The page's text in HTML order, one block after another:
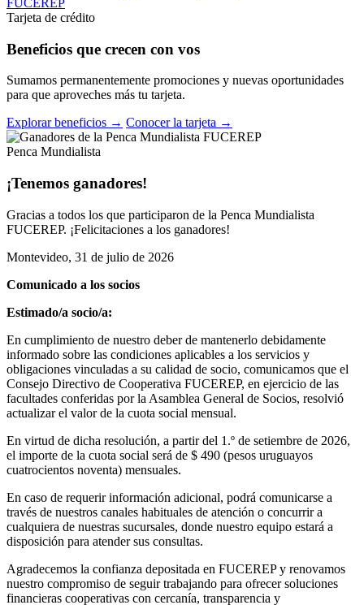
Tarjeta de crédito
Beneficios que crecen con vos
Sumamos permanentemente promociones y nuevas oportunidades
para que aproveches más tu tarjeta.
Explorar beneficios → Conocer la tarjeta →
Penca Mundialista
¡Tenemos ganadores!
Gracias a todos los que participaron de la Penca Mundialista
FUCEREP. ¡Felicitaciones a los ganadores!
Montevideo, 31 de julio de 2026
Comunicado a los socios
Estimado/a socio/a:
En cumplimiento de nuestro deber de mantenerlo debidamente
informado sobre las condiciones aplicables a los servicios y
obligaciones vinculadas a su calidad de socio, comunicamos que el
Consejo Directivo de Cooperativa FUCEREP, en ejercicio de las
facultades conferidas por la Asamblea General de Socios, resolvió
actualizar el valor de la cuota social mensual.
En virtud de dicha resolución, a partir del 1.º de setiembre de 2026,
el importe de la cuota social será de $ 490 (pesos uruguayos
cuatrocientos noventa) mensuales.
En caso de requerir información adicional, podrá comunicarse a
través de nuestros canales habituales de atención o concurrir a
cualquiera de nuestras sucursales, donde nuestro equipo estará a
disposición para atender sus consultas.
Agradecemos la confianza depositada en FUCEREP y renovamos
nuestro compromiso de seguir trabajando para ofrecer soluciones
financieras cooperativas con cercanía, transparencia y